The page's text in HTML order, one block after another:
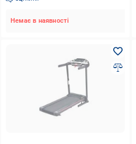
Немає в наявності